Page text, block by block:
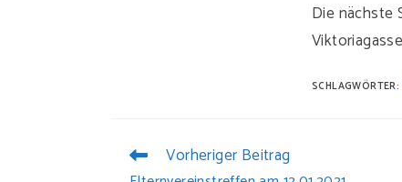
Die nächste
SCHLAGWÖRTER:
WEITEREVorheriger Beitrag